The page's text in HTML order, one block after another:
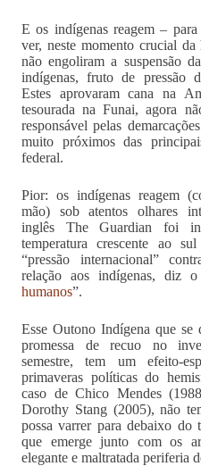
E os indígenas reagem –
ver, neste momento crucial
não engoliram a suspensão
indígenas, fruto de pressão
Estes aprovaram cana na
tesourada na Funai, agora
responsável pelas
muito próximos das
federal.
Pior: os indígenas reagem
mão) sob atentos olhares
inglês The Guardian foi
temperatura crescente ao
“pressão internacional”
relação aos indígenas, diz
humanos”.
Esse Outono Indígena que se
promessa de recuo no
semestre, tem um efeito-
primaveras políticas do
caso de Chico Mendes
Dorothy Stang (2005), não
possa varrer para debaixo
que emerge junto com os
elegante e maltratada periferia